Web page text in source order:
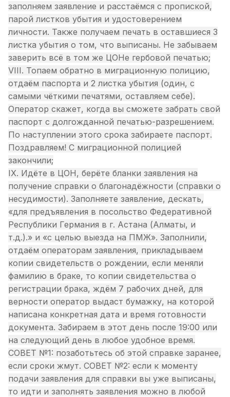
заполняем заявление и расстаёмся с пропиской,
парой листков убытия и удостоверением
личности. Также получаем печать в оставшиеся 3
листка убытия о том, что выписаны. Не забываем
заверить всё в том же ЦОНе гербовой печатью;
VIII. Топаем обратно в миграционную полицию,
отдаём паспорта и 2 листка убытия (один, с
самыми чёткими печатями, оставляем себе).
Оператор скажет, когда вы сможете забрать свой
паспорт с долгожданной печатью-разрешением.
По наступлении этого срока забираете паспорт.
Поздравляем! С миграционной полицией
закончили;
IX. Идёте в ЦОН, берёте бланки заявления на
получение справки о благонадёжности (справки о
несудимости). Заполняете заявление, дескать,
«для предъявления в посольство Федеративной
Республики Германия в г. Астана (Алматы, и
т.д.).» и «с целью выезда на ПМЖ». Заполнили,
отдаём операторам заявления, прикладываем
копии свидетельств о рождении, если меняли
фамилию в браке, то копии свидетельства о
регистрации брака, ждём 7 рабочих дней, для
верности оператор выдаст бумажку, на которой
написана конкретная дата и время готовности
документа. Забираем в этот день после 19:00 или
на следующий день в любое удобное время.
СОВЕТ №1: позаботьтесь об этой справке заранее,
если сроки жмут. СОВЕТ №2: если к моменту
подачи заявления для справки вы уже выписаны,
то идти и заполнять заявления можно в любой